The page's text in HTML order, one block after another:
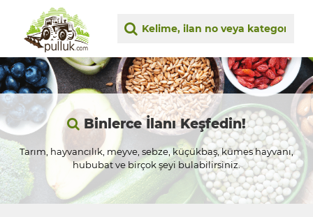
Binlerce İlanı Keşfedin!
Tarım, hayvancılık, meyve, sebze, küçükbaş, kümes hayvanı,
hububat ve birçok şeyi bulabilirsiniz.